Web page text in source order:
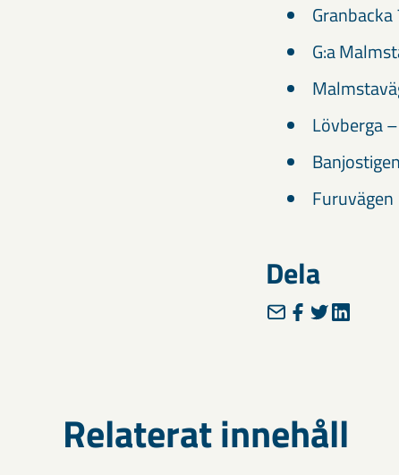
G:a
Lövberga
Dela
Relaterat innehåll